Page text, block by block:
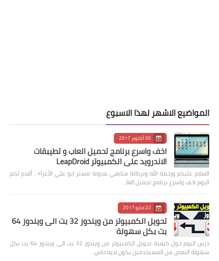
المواضيع الاشهر لهذا الاسبوع
05 أكتوبر 2017
اخف واسرع برنامج تحميل العاب و تطيبقات
الاندرويد على الكمبيوتر LeapDroid
السلام عليكم ورحمة الله وبركاتة متابعي مدونة مستر ابو علي الأعزاء ، أقدم لكم
اليوم اخف واسرع برنامج تحميل العا…
22 مايو 2017
تحويل الكمبيوتر من ويندوز 32 بت الى ويندوز 64
بت بكل سهولة
درس اليوم حول كيفية تحويل الكمبيوتر من ويندوز 32 بت الى ويندوز 64 بت بكل
سهولة البعض من المستخدمين يكون لديه حاس…